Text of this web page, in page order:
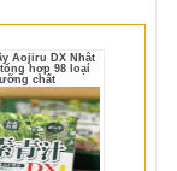
hợp 98 loại
chất